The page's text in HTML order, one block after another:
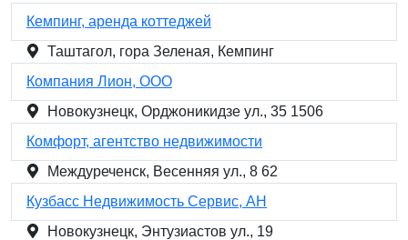
Кемпинг, аренда коттеджей
Таштагол, гора Зеленая, Кемпинг
Компания Лион, ООО
Новокузнецк, Орджоникидзе ул., 35 1506
Комфорт, агентство недвижимости
Междуреченск, Весенняя ул., 8 62
Кузбасс Недвижимость Сервис, АН
Новокузнецк, Энтузиастов ул., 19